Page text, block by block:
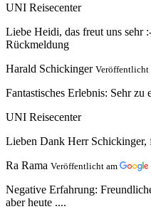
UNI Reisecenter
Liebe Heidi, das freut uns sehr
Rückmeldung
Harald Schickinger Veröffentlicht
Fantastisches Erlebnis: Sehr zu
UNI Reisecenter
Lieben Dank Herr
Ra Rama Veröffentlicht am
Negative Erfahrung:
aber heute ....